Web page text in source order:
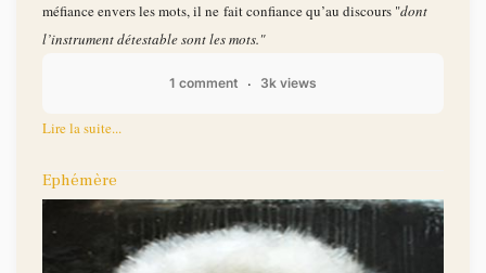
méfiance envers les mots, il ne fait confiance qu’au discours "dont
l’instrument détestable sont les mots."
1 comment 3k views
Lire la suite...
Ephémère